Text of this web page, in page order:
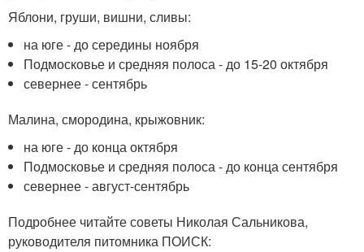
Яблони, груши, вишни, сливы:
на юге - до середины ноября
Подмосковье и средняя полоса - до 15-20 октября
севернее - сентябрь
Малина, смородина, крыжовник:
на юге - до конца октября
Подмосковье и средняя полоса - до конца сентября
севернее - август-сентябрь
Подробнее читайте советы Николая Сальникова,
руководителя питомника ПОИСК: